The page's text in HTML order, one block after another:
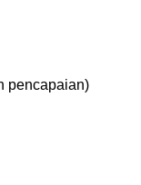
pencapaian)